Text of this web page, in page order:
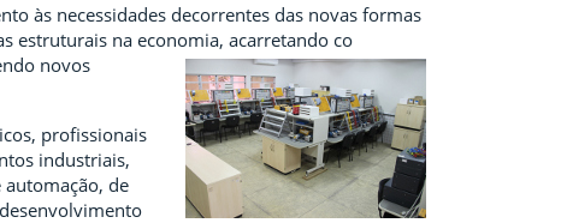
às necessidades decorrentes das novas formas
estruturais na economia, acarretando co
novos
profissionais
industriais,
de